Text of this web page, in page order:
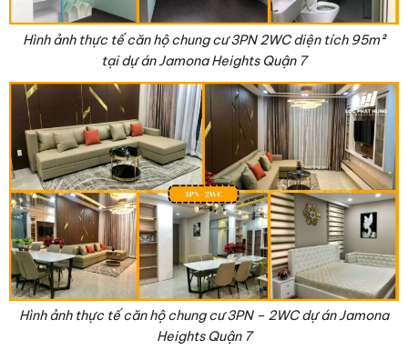
Hình ảnh thực tế căn hộ chung cư 3PN 2WC diện tích 95m²
tại dự án Jamona Heights Quận 7
Hình ảnh thực tế căn hộ chung cư 3PN – 2WC dự án Jamona
Heights Quận 7